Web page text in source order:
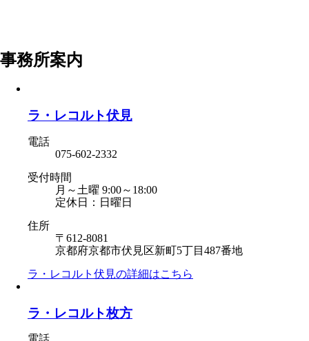
事務所案内
ラ・レコルト伏見
電話
075-602-2332
受付時間
月～土曜 9:00～18:00
定休日：日曜日
住所
〒612-8081
京都府京都市伏見区新町5丁目487番地
ラ・レコルト伏見の詳細はこちら
ラ・レコルト枚方